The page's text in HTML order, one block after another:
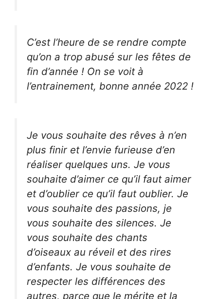
C’est l’heure de se rendre compte
qu’on a trop abusé sur les fêtes de
fin d’année ! On se voit à
l’entrainement, bonne année 2022 !
Je vous souhaite des rêves à n’en
plus finir et l’envie furieuse d’en
réaliser quelques uns. Je vous
souhaite d’aimer ce qu’il faut aimer
et d’oublier ce qu’il faut oublier. Je
vous souhaite des passions, je
vous souhaite des silences. Je
vous souhaite des chants
d’oiseaux au réveil et des rires
d’enfants. Je vous souhaite de
respecter les différences des
autres, parce que le mérite et la